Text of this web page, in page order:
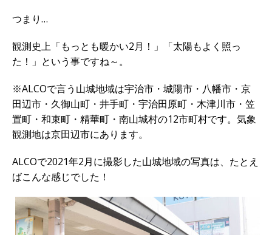
つまり…
観測史上「もっとも暖かい2月！」「太陽もよく照っ
た！」という事ですね～。
※ALCOで言う山城地域は宇治市・城陽市・八幡市・京
田辺市・久御山町・井手町・宇治田原町・木津川市・笠
置町・和束町・精華町・南山城村の12市町村です。気象
観測地は京田辺市にあります。
ALCOで2021年2月に撮影した山城地域の写真は、たとえ
ばこんな感じでした！